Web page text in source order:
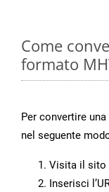
Come
formato
Per convertire
nel seguente
Visita il sito
Inserisci